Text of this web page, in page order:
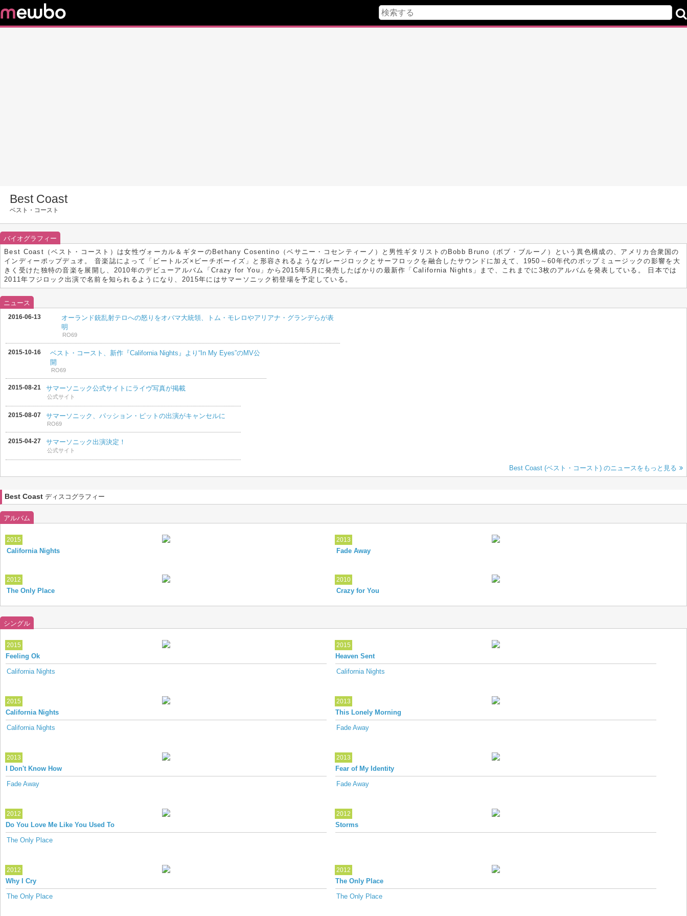
Best Coast
ベスト・コースト
バイオグラフィー
Best Coast（ベスト・コースト）は女性ヴォーカル＆ギターのBethany Cosentino（ベサニー・コセンティーノ）と男性ギタリストのBobb Bruno（ボブ・ブルーノ）という異色構成の、アメリカ合衆国の
インディーポップデュオ。 音楽誌によって「ビートルズ×ビーチボーイズ」と形容されるようなガレージロックとサーフロックを融合したサウンドに加えて、1950～60年代のポップミュージックの影響を大
きく受けた独特の音楽を展開し、2010年のデビューアルバム「Crazy for You」から2015年5月に発売したばかりの最新作「California Nights」まで、これまでに3枚のアルバムを発表している。 日本では
2011年フジロック出演で名前を知られるようになり、2015年にはサマーソニック初登場を予定している。
ニュース
2016-06-13
オーランド銃乱射テロへの怒りをオバマ大統領、トム・モレロやアリアナ・グランデらが表
明
RO69
2015-10-16
ベスト・コースト、新作『California Nights』より“In My Eyes”のMV公
開
RO69
2015-08-21 サマーソニック公式サイトにライヴ写真が掲載
公式サイト
2015-08-07 サマーソニック、パッション・ピットの出演がキャンセルに
RO69
2015-04-27 サマーソニック出演決定！
公式サイト
Best Coast (ベスト・コースト) のニュースをもっと見る
Best Coast ディスコグラフィー
アルバム
2015
California Nights
2013
Fade Away
2012
The Only Place
2010
Crazy for You
シングル
2015
Feeling Ok
California Nights
2015
Heaven Sent
California Nights
2015
California Nights
California Nights
2013
This Lonely Morning
Fade Away
2013
I Don't Know How
Fade Away
2013
Fear of My Identity
Fade Away
2012
Do You Love Me Like You Used To
The Only Place
2012
Storms
2012
Why I Cry
The Only Place
2012
The Only Place
The Only Place